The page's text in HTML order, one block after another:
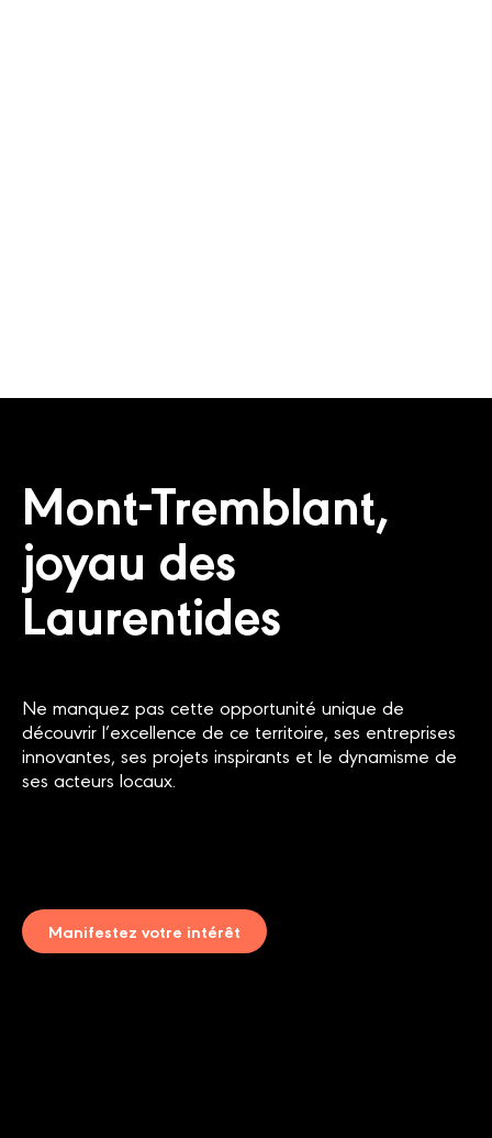
Mont-Tremblant,
joyau des
Laurentides
Ne manquez pas cette opportunité unique de
découvrir l’excellence de ce territoire, ses entreprises
innovantes, ses projets inspirants et le dynamisme de
ses acteurs locaux.
Manifestez votre intérêt